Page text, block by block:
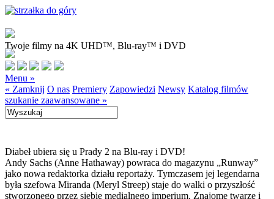
Twoje filmy na 4K UHD™, Blu-ray™ i DVD
Menu »
« Zamknij O nas Premiery Zapowiedzi Newsy Katalog filmów
szukanie zaawansowane »
Diabeł ubiera się u Prady 2 na Blu-ray i DVD!
Andy Sachs (Anne Hathaway) powraca do magazynu „Runway”
jako nowa redaktorka działu reportaży. Tymczasem jej legendarna
była szefowa Miranda (Meryl Streep) staje do walki o przyszłość
stworzonego przez siebie medialnego imperium. Znajome twarze i